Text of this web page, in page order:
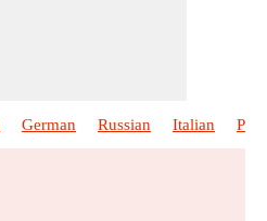
German Russian Italian